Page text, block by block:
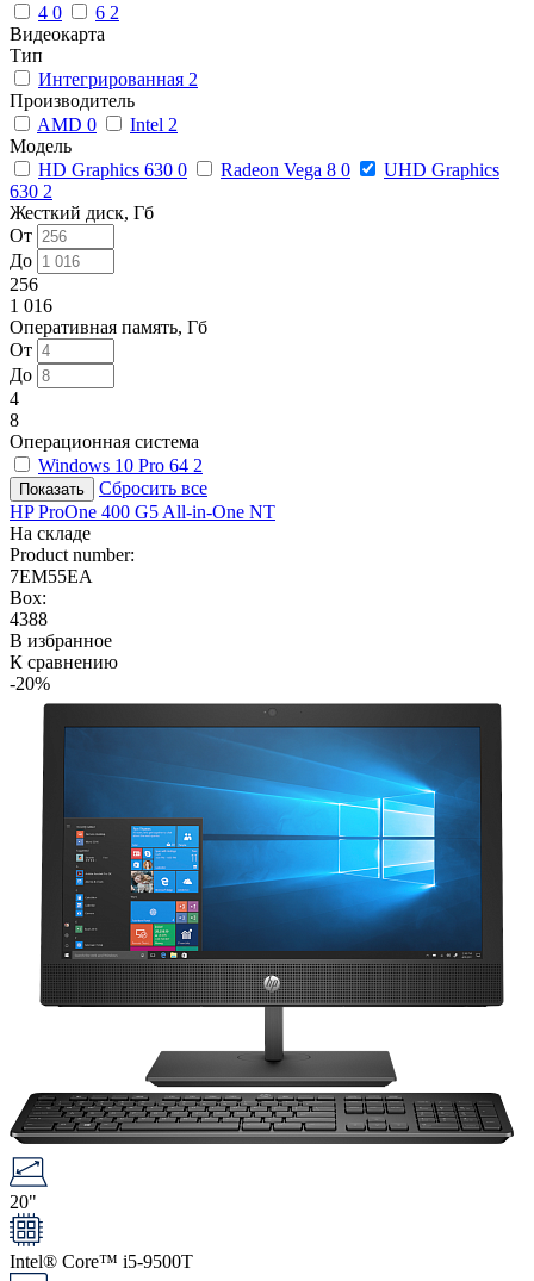
4 0 6 2
Видеокарта
Тип
Интегрированная 2
Производитель
AMD 0 Intel 2
Модель
HD Graphics 630 0 Radeon Vega 8 0
UHD Graphics
630 2
Жесткий диск, Гб
От
До
256
1 016
Оперативная память, Гб
От
До
4
8
Операционная система
Windows 10 Pro 64 2
Сбросить все
HP ProOne 400 G5 All-in-One NT
На складе
Product number:
7EM55EA
Box:
4388
В избранное
К сравнению
-20%
20"
Intel® Core™ i5-9500T